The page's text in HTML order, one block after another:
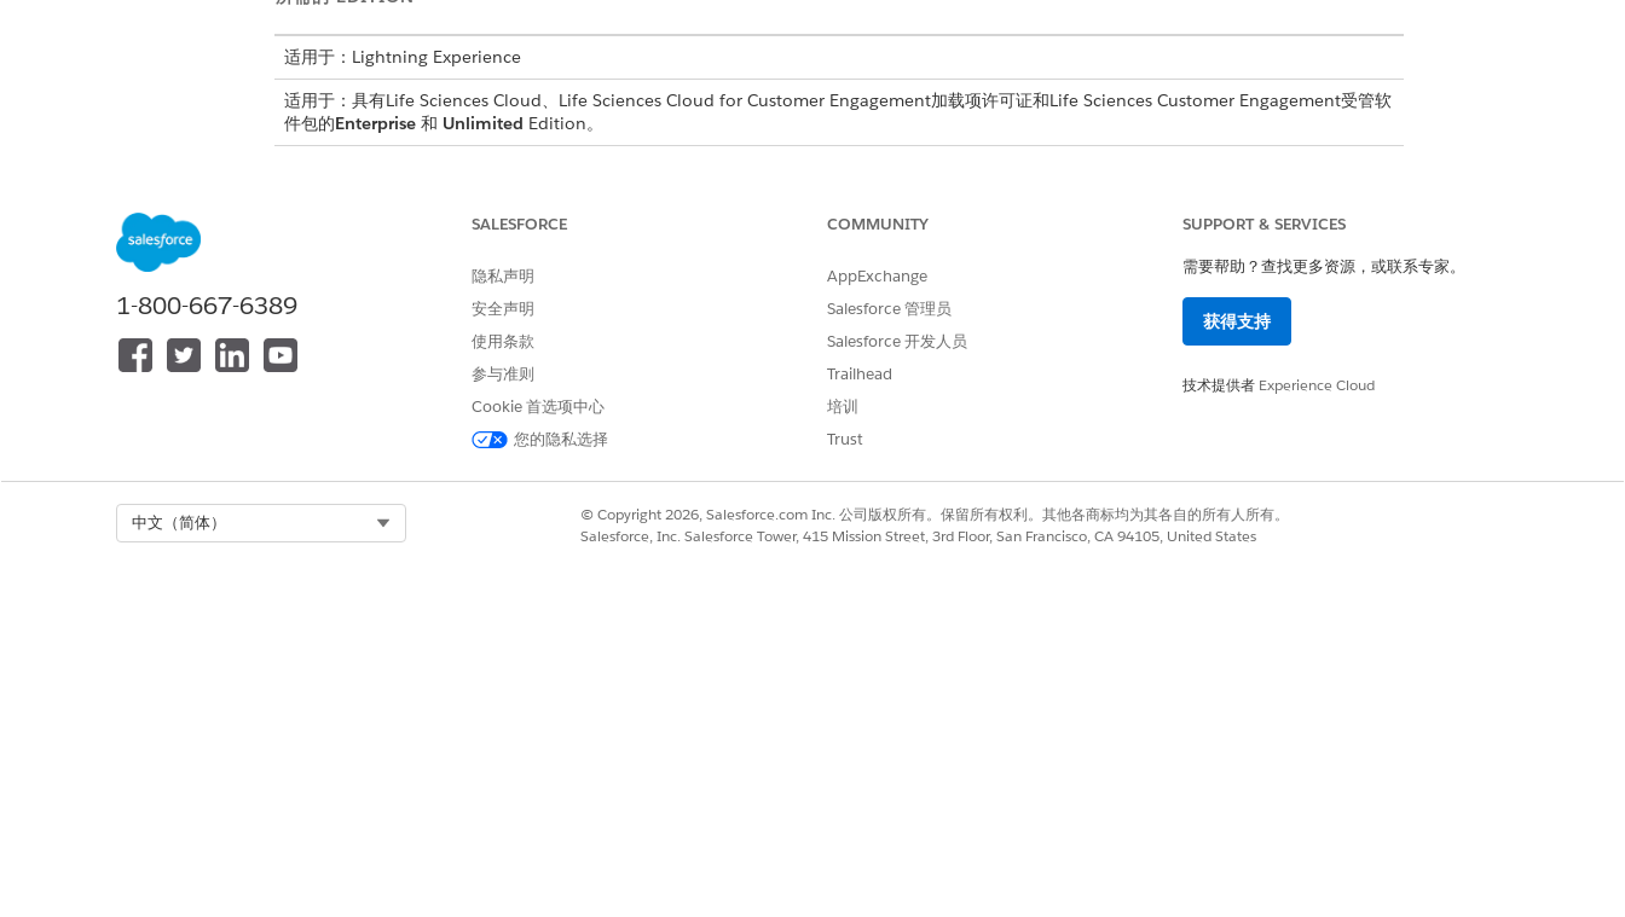
适用于：Lightning Experience
适用于：具有Life Sciences Cloud、Life Sciences Cloud for Customer Engagement加载项许可证和Life Sciences Customer Engagement受管软
件包的Enterprise和 Unlimited Edition。
说明
本文章是否解决您的问题？
1-800-667-6389
SALESFORCE
隐私声明
安全声明
使用条款
参与准则
Cookie 首选项中心
您的隐私选择
COMMUNITY
AppExchange
Salesforce 管理员
Salesforce 开发人员
Trailhead
培训
Trust
SUPPORT & SERVICES
需要帮助？查找更多资源，或联系专家。
获得支持
技术提供者 Experience Cloud
中文（简体）
© Copyright 2026, Salesforce.com Inc. 公司版权所有。保留所有权利。其他各商标均为其各自的所有人所有。
Salesforce, Inc. Salesforce Tower, 415 Mission Street, 3rd Floor, San Francisco, CA 94105, United States